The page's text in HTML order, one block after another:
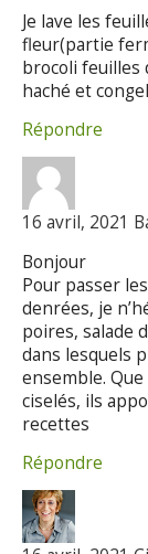
Je lave les
fleur(partie
brocoli feuilles
haché et
Répondre
16 avril, 2021
Bonjour
Pour passer
denrées, je
poires, salade
dans lesquels
ensemble.
ciselés, ils
recettes
Répondre